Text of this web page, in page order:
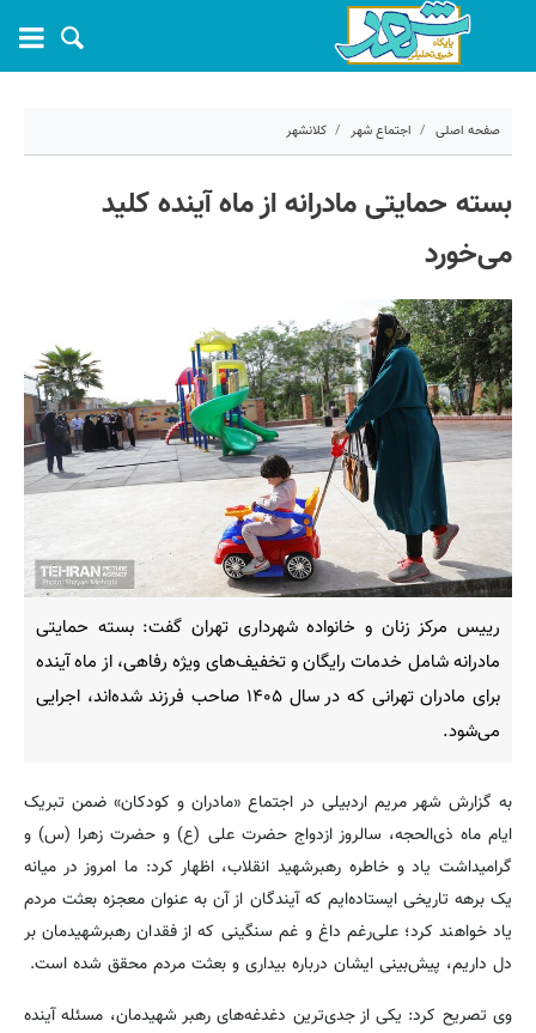
صفحه اصلی اجتماع شهر کلانشهر
بسته حمایتی مادرانه از ماه آینده کلید
می‌خورد
رییس مرکز زنان و خانواده شهرداری تهران گفت: بسته حمایتی
مادرانه شامل خدمات رایگان و تخفیف‌های ویژه رفاهی، از ماه آینده
برای مادران تهرانی که در سال ۱۴۰۵ صاحب فرزند شده‌اند، اجرایی
می‌شود.
به گزارش شهر مریم اردبیلی در اجتماع «مادران و کودکان» ضمن تبریک
ایام ماه ذی‌الحجه، سالروز ازدواج حضرت علی (ع) و حضرت زهرا (س) و
گرامیداشت یاد و خاطره رهبرشهید انقلاب، اظهار کرد: ما امروز در میانه
یک برهه تاریخی ایستاده‌ایم که آیندگان از آن به عنوان معجزه بعثت مردم
یاد خواهند کرد؛ علی‌رغم داغ و غم سنگینی که از فقدان رهبرشهیدمان بر
دل داریم، پیش‌بینی ایشان درباره بیداری و بعثت مردم محقق شده است.
وی تصریح کرد: یکی از جدی‌ترین دغدغه‌های رهبر شهیدمان، مسئله آینده